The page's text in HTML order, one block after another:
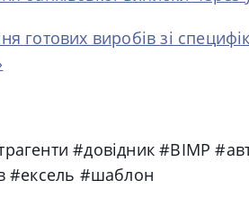
готових виробів зі
#довідник #BIMP
#ексель #шаблон